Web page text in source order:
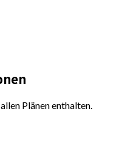
Plänen enthalten.